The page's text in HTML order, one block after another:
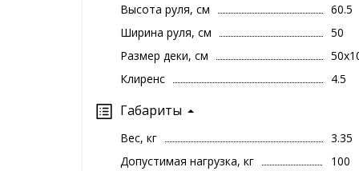
Высота руля, см
60.5
Ширина руля, см
50
Размер деки, см
Клиренс
4.5
Габариты
Вес, кг
3.35
Допустимая нагрузка, кг
100